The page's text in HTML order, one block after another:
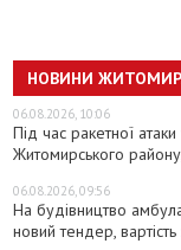
НОВИНИ
06.08.2026, 10:06
Під час ракетної
Житомирського
06.08.2026, 09:56
На будівництво
новий тендер,